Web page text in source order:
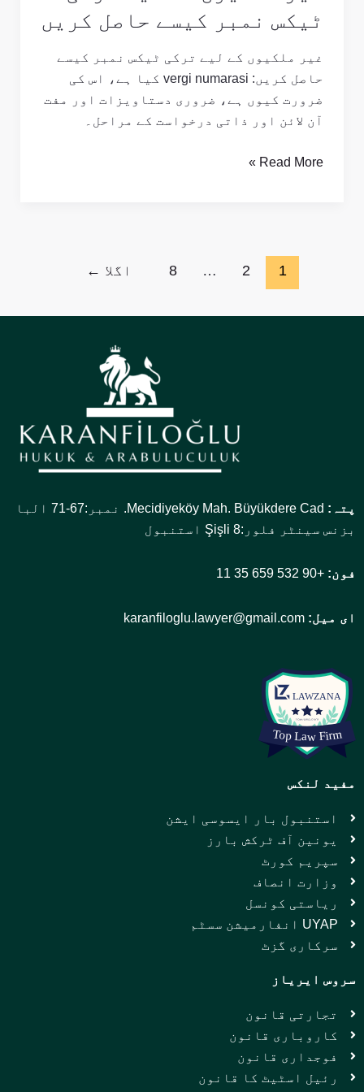
ٹیکس نمبر کیسے حاصل کریں
غیر ملکیوں کے لیے ترکی ٹیکس نمبر کیسے
حاصل کریں: vergi numarasi کیا ہے، اس کی
ضرورت کیوں ہے، ضروری دستاویزات اور مفت
آن لائن اور ذاتی درخواست کے مراحل۔
Read More »
1
2
…
8 اگلا ←
پتہ:
Mecidiyeköy Mah. Büyükdere Cad. نمبر:67-71 البا
بزنس سینٹر فلور:8 Şişli استنبول
فون: +90 532 659 35 11
ای میل: karanfiloglu.lawyer@gmail.com
مفید لنکس
استنبول بار ایسوسی ایشن
یونین آف ٹرکش بارز
سپریم کورٹ
وزارت انصاف
ریاستی کونسل
UYAP انفارمیشن سسٹم
سرکاری گزٹ
سروس ایریاز
تجارتی قانون
کاروباری قانون
فوجداری قانون
رئیل اسٹیٹ کا قانون